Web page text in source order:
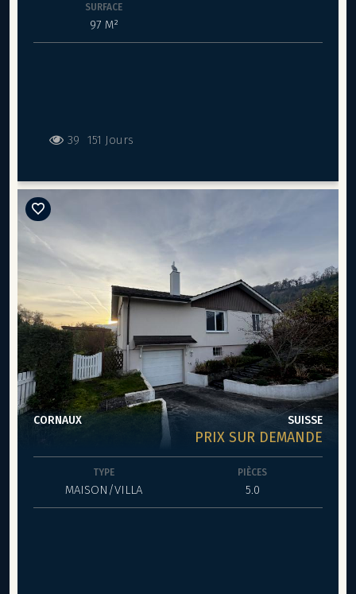
SURFACE
97 M²
39 151 Jours
CORNAUX SUISSE
PRIX SUR DEMANDE
TYPE
MAISON/VILLA
PIÈCES
5.0